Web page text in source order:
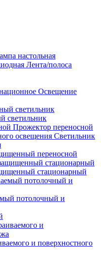
настольная
Лента/полоса
Освещение
светильник
Прожектор переносной
Светильник
переносной
стационарный
потолочный и
и поверхностного